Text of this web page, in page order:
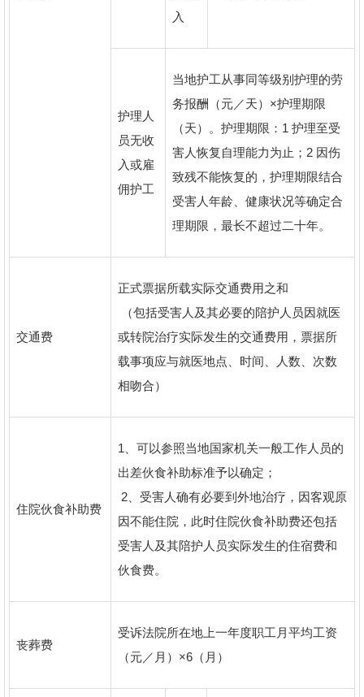
入
护理人
员无收
入或雇
佣护工
当地护工从事同等级别护理的劳
务报酬（元／天）×护理期限
（天）。护理期限：1 护理至受
害人恢复自理能力为止；2 因伤
致残不能恢复的，护理期限结合
受害人年龄、健康状况等确定合
理期限，最长不超过二十年。
交通费
正式票据所载实际交通费用之和
（包括受害人及其必要的陪护人员因就医
或转院治疗实际发生的交通费用，票据所
载事项应与就医地点、时间、人数、次数
相吻合）
住院伙食补助费
1、可以参照当地国家机关一般工作人员的
出差伙食补助标准予以确定；
2、受害人确有必要到外地治疗，因客观原
因不能住院，此时住院伙食补助费还包括
受害人及其陪护人员实际发生的住宿费和
伙食费。
丧葬费
受诉法院所在地上一年度职工月平均工资
（元／月）×6（月）